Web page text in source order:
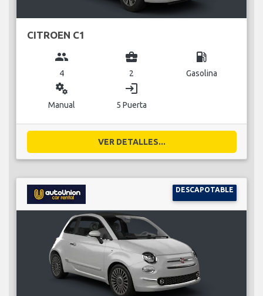
CITROEN C1
group
4
business_center
2
local_gas_station
Gasolina
miscellaneous_services
Manual
login
5 Puerta
VER DETALLES...
DESCAPOTABLE